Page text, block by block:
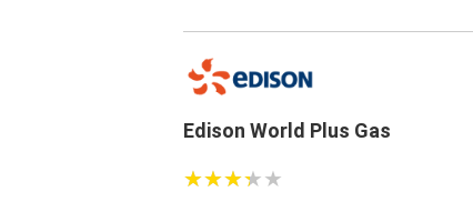
Edison World Plus Gas
★★★★★
★★★★★